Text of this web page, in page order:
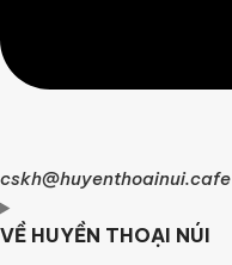
cskh@huyenthoainui.cafe
VỀ HUYỀN THOẠI NÚI